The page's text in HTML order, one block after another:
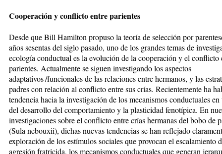
Cooperación y conflicto entre parientes
Desde que Bill Hamilton propuso la teoría de selección por
años sesentas del siglo pasado, uno de los grandes temas de
ecología conductual es la evolución de la cooperación y el conflicto
parientes. Actualmente se siguen investigando los aspectos
adaptativos /funcionales de las relaciones entre hermanos, y las
padres con relación al conflicto entre sus crías. Recientemente ha
tendencia hacia la investigación de los mecanismos conductuales
del desarrollo del comportamiento y la plasticidad fenotípica. En
investigaciones sobre el conflicto entre crías hermanas del bobo de
(Sula nebouxii), dichas nuevas tendencias se han reflejado
exploración de los estímulos sociales que provocan el escalamiento
agresión fratricida, los mecanismos conductuales que generan